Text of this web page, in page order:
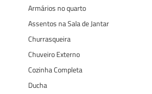
Armários no quarto
Assentos na Sala de Jantar
Churrasqueira
Chuveiro Externo
Cozinha Completa
Ducha